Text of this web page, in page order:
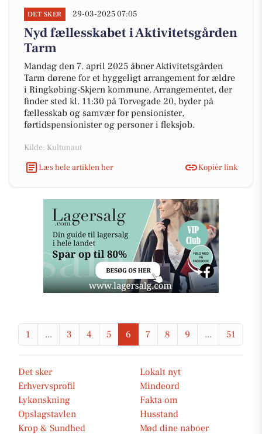
DET SKER 29-03-2025 07:05
Nyd fællesskabet i Aktivitetsgården
Tarm
Mandag den 7. april 2025 åbner Aktivitetsgården
Tarm dørene for et hyggeligt arrangement for ældre
i Ringkøbing-Skjern kommune. Arrangementet, der
finder sted kl. 11:30 på Torvegade 20, byder på
fællesskab og samvær for pensionister,
førtidspensionister og personer i fleksjob.
Kilde: Kultunaut
Læs hele artiklen her
Kopiér link
1 ... 3 4 5 6 7 8 9 ... 51
Det sker
Lokalt nyt
Erhvervsprofil
Mindeord
Lykønskning
Fakta om
Opslagstavlen
Husstand
Krop & Sundhed
Mød dine naboer